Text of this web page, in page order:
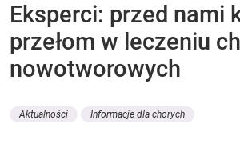
Eksperci: przed nami
przełom w leczeniu
nowotworowych
Aktualności Informacje dla chorych